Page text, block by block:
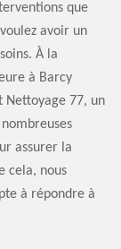
que
avoir un
À la
à Barcy
Nettoyage 77, un
assurer la
cela, nous
à répondre à